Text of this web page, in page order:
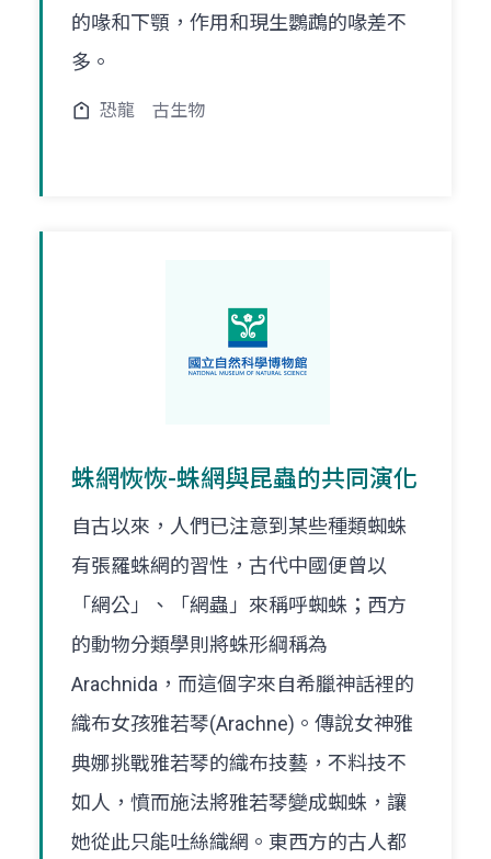
的喙和下顎，作用和現生鸚鵡的喙差不
多。
恐龍 古生物
蛛網恢恢-蛛網與昆蟲的共同演化
自古以來，人們已注意到某些種類蜘蛛
有張羅蛛網的習性，古代中國便曾以
「網公」、「網蟲」來稱呼蜘蛛；西方
的動物分類學則將蛛形綱稱為
Arachnida，而這個字來自希臘神話裡的
織布女孩雅若琴(Arachne)。傳說女神雅
典娜挑戰雅若琴的織布技藝，不料技不
如人，憤而施法將雅若琴變成蜘蛛，讓
她從此只能吐絲織網。東西方的古人都